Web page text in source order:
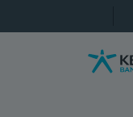
navigatie
aanmelden
inhoud